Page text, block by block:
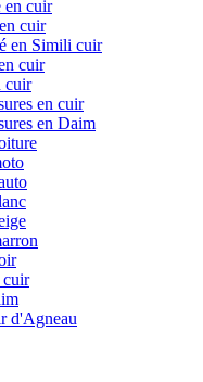
en cuir
cuir
en Simili cuir
cuir
cuir
en cuir
en Daim
cuir
d'Agneau